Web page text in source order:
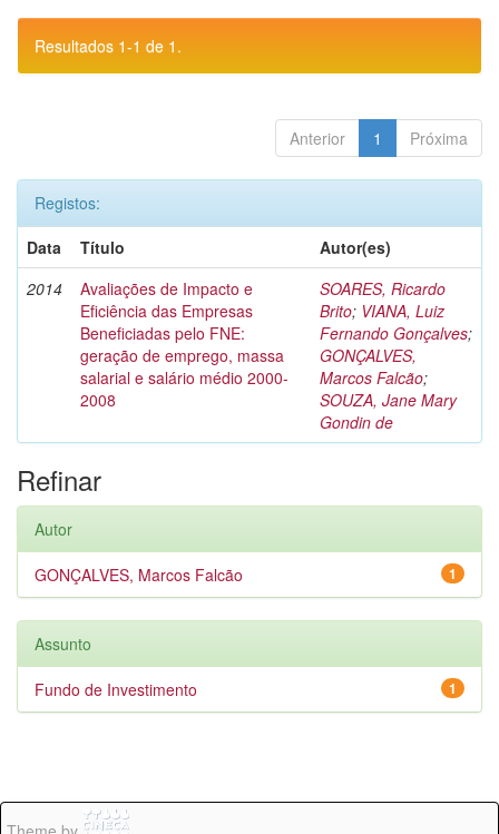
Resultados 1-1 de 1.
Anterior 1 Próxima
Registos:
Data
Título
Autor(es)
2014
Avaliações de Impacto e
Eficiência das Empresas
Beneficiadas pelo FNE:
geração de emprego, massa
salarial e salário médio 2000-
2008
SOARES, Ricardo
Brito; VIANA, Luiz
Fernando Gonçalves;
GONÇALVES,
Marcos Falcão;
SOUZA, Jane Mary
Gondin de
Refinar
Autor
1
GONÇALVES, Marcos Falcão
Assunto
1
Fundo de Investimento